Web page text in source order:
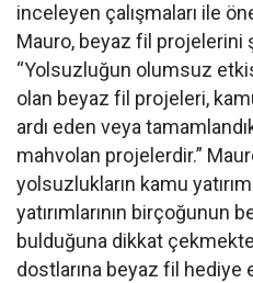
inceleyen çalışmaları ile
Mauro, beyaz fil projelerini
“Yolsuzluğun olumsuz
olan beyaz fil projeleri,
ardı eden veya
mahvolan projelerdir.”
yolsuzlukların kamu
yatırımlarının birçoğunun
bulduğuna dikkat
dostlarına beyaz fil hediye